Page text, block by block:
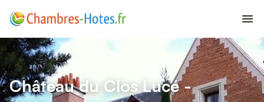
Château du Clos Lucé -